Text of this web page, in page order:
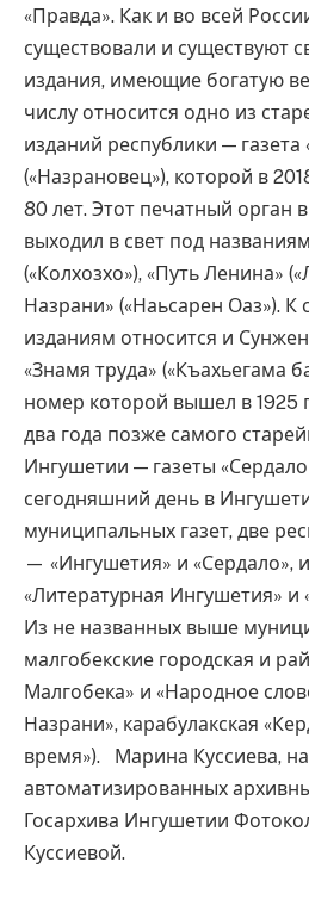
«Правда». Как и во всей
существовали и существуют
издания, имеющие богатую
числу относится одно из
изданий республики — газета
(«Назрановец»), которой в
80 лет. Этот печатный орган
выходил в свет под
(«Колхозхо»), «Путь Ленина»
Назрани» («Наьсарен Оаз»).
изданиям относится и
«Знамя труда» («Къахьегама
номер которой вышел в 1925
два года позже самого
Ингушетии — газеты
сегодняшний день в
муниципальных газет, две
— «Ингушетия» и «Сердало»,
«Литературная Ингушетия» и
Из не названных выше
малгобекские городская и
Малгобека» и «Народное
Назрани», карабулакская
время»). Марина Куссиева,
автоматизированных
Госархива Ингушетии
Куссиевой.